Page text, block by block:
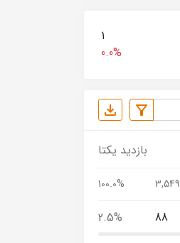
1
0.0%
بازدید یکتا
3,549
100.0%
88
2.5%